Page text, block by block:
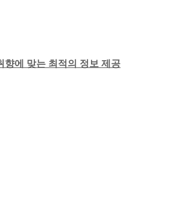
향에 맞는 최적의 정보 제공